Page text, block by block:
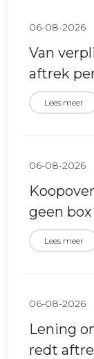
06-08-2026
Van
aftrek
Lees meer
06-08-2026
geen
Lees meer
06-08-2026
Lening
redt